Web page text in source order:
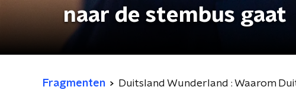
naar de stembus gaat
Fragmenten Duitsland Wunderland : Waarom